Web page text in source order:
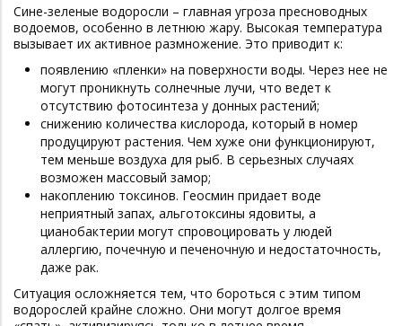
Сине-зеленые водоросли – главная угроза пресноводных
водоемов, особенно в летнюю жару. Высокая температура
вызывает их активное размножение. Это приводит к:
появлению «пленки» на поверхности воды. Через нее не
могут проникнуть солнечные лучи, что ведет к
отсутствию фотосинтеза у донных растений;
снижению количества кислорода, который в номер
продуцируют растения. Чем хуже они функционируют,
тем меньше воздуха для рыб. В серьезных случаях
возможен массовый замор;
накоплению токсинов. Геосмин придает воде
неприятный запах, альготоксины ядовиты, а
цианобактерии могут спровоцировать у людей
аллергию, почечную и печеночную и недостаточность,
даже рак.
Ситуация осложняется тем, что бороться с этим типом
водорослей крайне сложно. Они могут долгое время